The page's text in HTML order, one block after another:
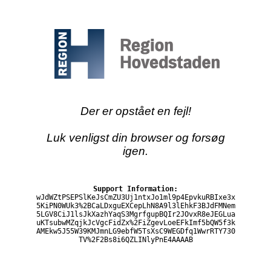
Der er opstået en fejl!
Luk venligst din browser og forsøg
igen.
Support Information:
wJdWZtPSEPSlKeJsCmZU3Uj1ntxJo1ml9p4EpvkuRBIxe3x
5KiPN0WUk3%2BCaLDxguEXCepLhN8A9l3lEhkF3BJdFMNem
5LGV8CiJ1lsJkXazhYaqS3MgrfgupBQIr2JOvxR8eJEGLua
uKTsubwMZqjkJcVgcFidZx%2FiZgevLoeEFkImf5bQW5f3k
AMEkw5J55W39KMJmnLG9ebfW5TsXsC9WEGDfq1WwrRTY730
TV%2F2Bs8i6QZLINlyPnE4AAAAB